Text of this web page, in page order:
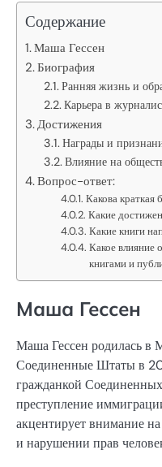
Содержание
Маша Гессен
Биография
Ранняя жизнь и
Карьера в
Достижения
Награды и
Влияние на
Вопрос-ответ:
Какова
Какие
Какие книги
Какое влияние
книгами и
Маша Гессен
Маша Гессен родилась в
Соединенные Штаты в
гражданкой
преступление
акцентирует внимание
и нарушении прав